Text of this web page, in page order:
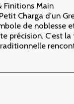
Finitions Main
Charga d'un
de noblesse
précision. C'est la